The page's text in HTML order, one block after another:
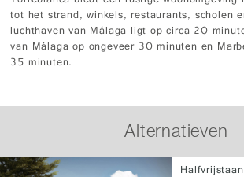
tot het strand, winkels, restaurants, scholen
luchthaven van Málaga ligt op circa 20
van Málaga op ongeveer 30 minuten en
35 minuten.
Alternatieven